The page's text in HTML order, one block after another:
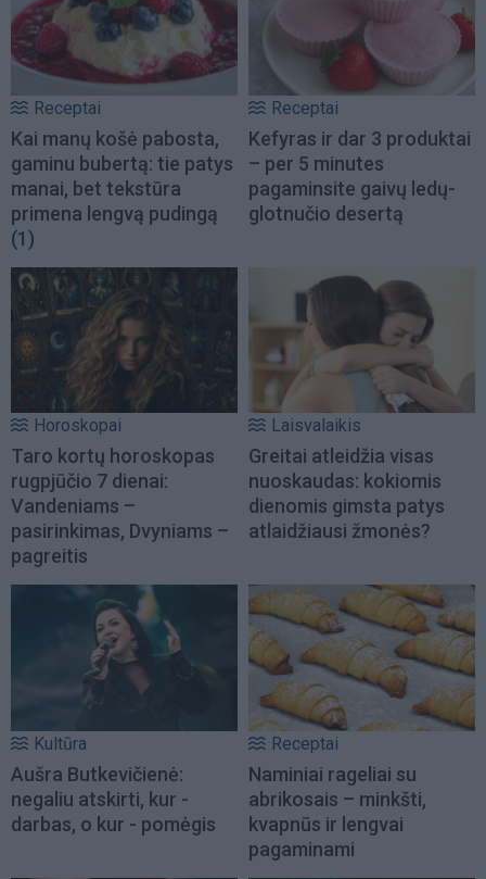
Receptai
Kai manų košė pabosta,
gaminu bubertą: tie patys
manai, bet tekstūra
primena lengvą pudingą
(1)
Receptai
Kefyras ir dar 3 produktai
– per 5 minutes
pagaminsite gaivų ledų-
glotnučio desertą
Horoskopai
Taro kortų horoskopas
rugpjūčio 7 dienai:
Vandeniams –
pasirinkimas, Dvyniams –
pagreitis
Laisvalaikis
Greitai atleidžia visas
nuoskaudas: kokiomis
dienomis gimsta patys
atlaidžiausi žmonės?
Kultūra
Aušra Butkevičienė:
negaliu atskirti, kur -
darbas, o kur - pomėgis
Receptai
Naminiai rageliai su
abrikosais – minkšti,
kvapnūs ir lengvai
pagaminami